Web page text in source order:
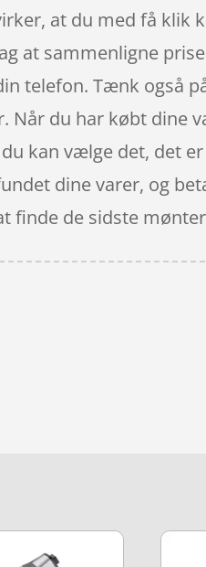
at du med få klik
at sammenligne
telefon. Tænk også
du har købt dine
kan vælge det, det
dine varer, og
finde de sidste